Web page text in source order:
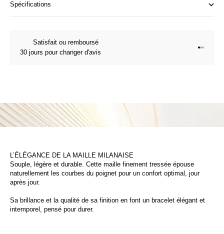
Spécifications
Satisfait ou remboursé
30 jours pour changer d'avis
Aller à
Aller à
Aller à
L’ÉLÉGANCE DE LA MAILLE MILANAISE
Souple, légère et durable. Cette maille finement tressée épouse
naturellement les courbes du poignet pour un confort optimal, jour
après jour.
Sa brillance et la qualité de sa finition en font un bracelet élégant et
intemporel, pensé pour durer.